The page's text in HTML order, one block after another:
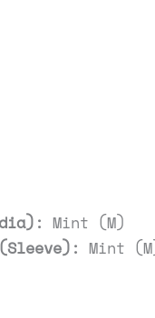
Mint (M)
Mint